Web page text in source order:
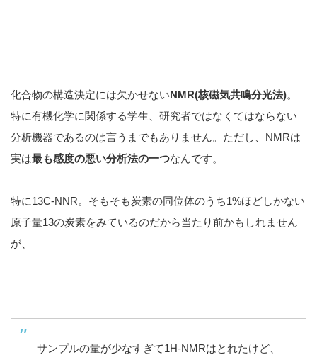
化合物の構造決定には欠かせないNMR(核磁気共鳴分光法)。
特に有機化学に関係する学生、研究者ではなくてはならない
分析機器であるのは言うまでもありません。ただし、NMRは
実は最も感度の悪い分析法の一つなんです。
特に13C-NNR。そもそも炭素の同位体のうち1%ほどしかない
原子量13の炭素をみているのだから当たり前かもしれません
が、
サンプルの量が少なすぎて1H-NMRはとれたけど、